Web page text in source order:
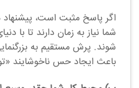
اگر پاسخ مثبت است، پیشنهاد
شما نیاز به زمان دارند تا با
باعث ایجاد حس ناخوشایند